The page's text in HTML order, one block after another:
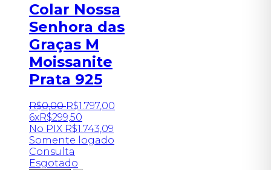
Colar Nossa
Senhora das
Graças M
Moissanite
Prata 925
R$0,00 R$1.797,00
6xR$299,50
No PIX R$1.743,09
Somente logado
Consulta
Esgotado